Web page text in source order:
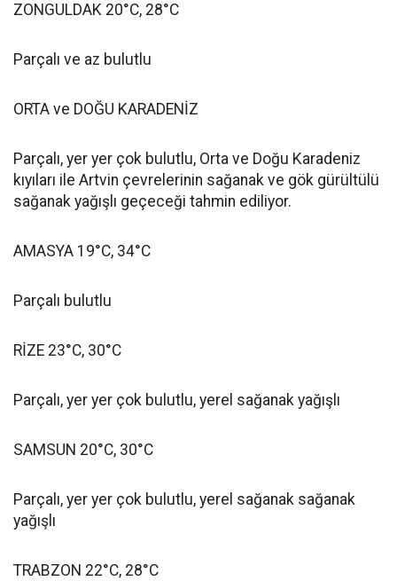
ZONGULDAK 20°C, 28°C
Parçalı ve az bulutlu
ORTA ve DOĞU KARADENİZ
Parçalı, yer yer çok bulutlu, Orta ve Doğu Karadeniz
kıyıları ile Artvin çevrelerinin sağanak ve gök gürültülü
sağanak yağışlı geçeceği tahmin ediliyor.
AMASYA 19°C, 34°C
Parçalı bulutlu
RİZE 23°C, 30°C
Parçalı, yer yer çok bulutlu, yerel sağanak yağışlı
SAMSUN 20°C, 30°C
Parçalı, yer yer çok bulutlu, yerel sağanak sağanak
yağışlı
TRABZON 22°C, 28°C